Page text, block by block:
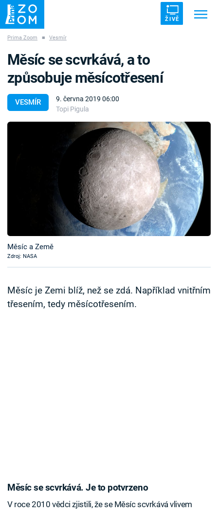
ŽIVĚ
ZÁHADY VETŘELCI DÁVNOVĚKU
TV Program
Sledujte prima+
Prima Zoom ■ Vesmír
VESMÍR
9. června 2019 06:00
Topi Pigula
Měsíc se scvrkává, a to
způsobuje měsícotřesení
Měsíc a Země
Zdroj: NASA
Měsíc je Zemi blíž, než se zdá. Například vnitřním
třesením, tedy měsícotřesením.
Měsíc se scvrkává. Je to potvrzeno
V roce 2010 vědci zjistili, že se Měsíc scvrkává vlivem